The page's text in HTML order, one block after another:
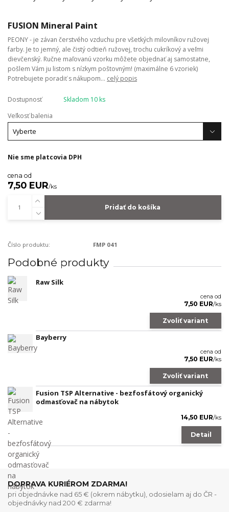
FUSION Mineral Paint
PEONY - je závan čerstvého vzduchu pre všetkých milovníkov ružovej
farby. Je to jemný, ale čistý odtieň ružovej, trochu cukríkový a veľmi
dievčenský. Ručne maľovanú vzorku môžete objednať aj samostatne,
pošlem Vám ju listom s nízkym poštovným! (maximálne 6 vzoriek)
Potrebujete poradiť s nákupom... celý popis
Dostupnosť
Skladom 10 ks
Veľkosť balenia
Nie sme platcovia DPH
cena od
7,50 EUR/ks
Pridať do košíka
Číslo produktu: FMP 041
Podobné produkty
Raw Silk
cena od
7,50 EUR/ks
Zvoliť variant
Bayberry
cena od
7,50 EUR/ks
Zvoliť variant
Fusion TSP Alternative - bezfosfátový organický
odmasťovač na nábytok
14,50 EUR/ks
Detail
DOPRAVA KURIÉROM ZDARMA!
pri objednávke nad 65 € (okrem nábytku), odosielam aj do ČR -
objednávky nad 200 € zdarma!